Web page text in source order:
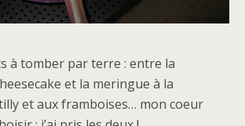
à tomber par terre : entre la
et la meringue à la
et aux framboises… mon coeur